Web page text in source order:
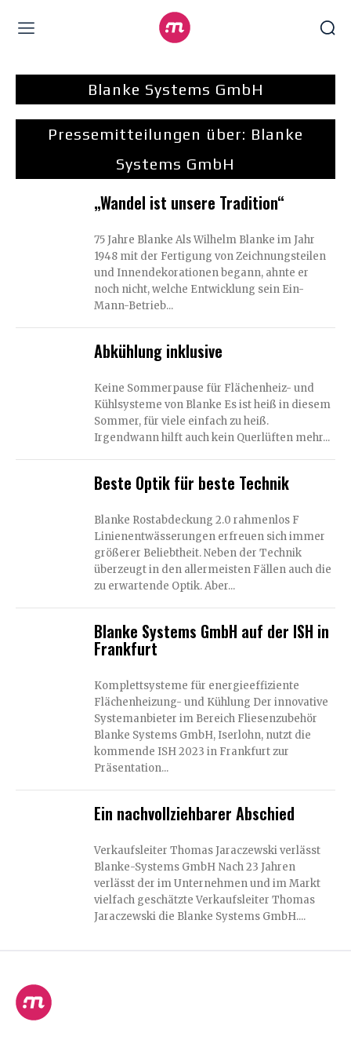
Blanke Systems GmbH
Pressemitteilungen über: Blanke
Systems GmbH
„Wandel ist unsere Tradition“
75 Jahre Blanke Als Wilhelm Blanke im Jahr
1948 mit der Fertigung von Zeichnungsteilen
und Innendekorationen begann, ahnte er
noch nicht, welche Entwicklung sein Ein-
Mann-Betrieb...
Abkühlung inklusive
Keine Sommerpause für Flächenheiz- und
Kühlsysteme von Blanke Es ist heiß in diesem
Sommer, für viele einfach zu heiß.
Irgendwann hilft auch kein Querlüften mehr...
Beste Optik für beste Technik
Blanke Rostabdeckung 2.0 rahmenlos F
Linienentwässerungen erfreuen sich immer
größerer Beliebtheit. Neben der Technik
überzeugt in den allermeisten Fällen auch die
zu erwartende Optik. Aber...
Blanke Systems GmbH auf der ISH in
Frankfurt
Komplettsysteme für energieeffiziente
Flächenheizung- und Kühlung Der innovative
Systemanbieter im Bereich Fliesenzubehör
Blanke Systems GmbH, Iserlohn, nutzt die
kommende ISH 2023 in Frankfurt zur
Präsentation...
Ein nachvollziehbarer Abschied
Verkaufsleiter Thomas Jaraczewski verlässt
Blanke-Systems GmbH Nach 23 Jahren
verlässt der im Unternehmen und im Markt
vielfach geschätzte Verkaufsleiter Thomas
Jaraczewski die Blanke Systems GmbH....